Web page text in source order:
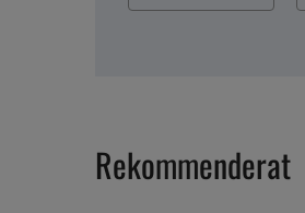
Rekommenderat